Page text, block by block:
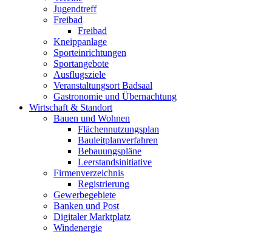
Jugendtreff
Freibad
Freibad
Kneippanlage
Sporteinrichtungen
Sportangebote
Ausflugsziele
Veranstaltungsort Badsaal
Gastronomie und Übernachtung
Wirtschaft & Standort
Bauen und Wohnen
Flächennutzungsplan
Bauleitplanverfahren
Bebauungspläne
Leerstandsinitiative
Firmenverzeichnis
Registrierung
Gewerbegebiete
Banken und Post
Digitaler Marktplatz
Windenergie